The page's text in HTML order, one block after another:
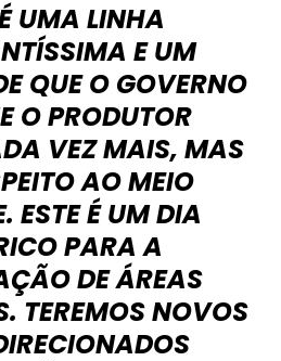
UMA LINHA
E UM
QUE O GOVERNO
O PRODUTOR
VEZ MAIS, MAS
AO MEIO
ESTE É UM DIA
PARA A
DE ÁREAS
TEREMOS NOVOS